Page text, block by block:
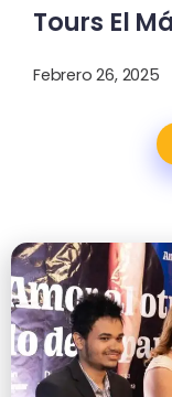
Tours El
Febrero 26, 2025